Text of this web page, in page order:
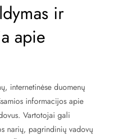
ir
apie
internetinėse duomenų
informacijos apie
Vartotojai gali
narių, pagrindinių vadovų